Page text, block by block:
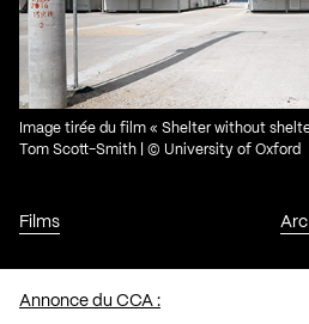
Films
Image tirée du film « Shelter without
Tom Scott-Smith | © University of Oxford
Annonce du CCA :